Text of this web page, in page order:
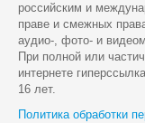
российским и
праве и смежных
аудио-, фото- и
При полной или
интернете
16 лет.
Политика обработки